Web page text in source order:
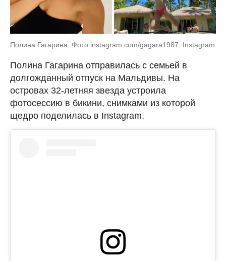
Полина Гагарина. Фото instagram.com/gagara1987: Instagram
Полина Гагарина отправилась с семьей в
долгожданный отпуск на Мальдивы. На
островах 32-летняя звезда устроила
фотосессию в бикини, снимками из которой
щедро поделилась в Instagram.